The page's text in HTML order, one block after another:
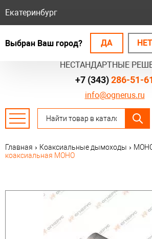
БЕЗОПАСНЫЕ
НЕСТАНДАРТНЫЕ
Екатеринбург
Выбран Ваш город? ДА НЕТ
info@ognerus.ru
+7 (343)286-51-61
Главная › Коаксиальные дымоходы ›
коаксиальная МОНО